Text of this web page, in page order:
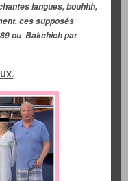
langues, bouhhh,
ces supposés
ou Bakchich par